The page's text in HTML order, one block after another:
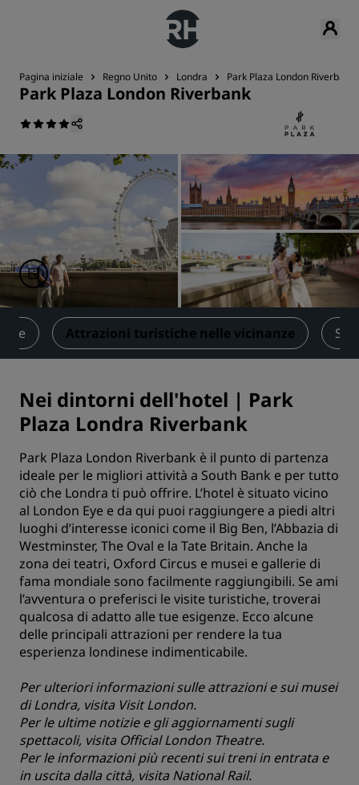
Pagina iniziale Regno Unito Londra Park Plaza London Riverbank
Park Plaza London Riverbank
Attrazioni turistiche nelle vicinanze
Nei dintorni dell'hotel | Park
Plaza Londra Riverbank
Park Plaza London Riverbank è il punto di partenza
ideale per le migliori attività a South Bank e per tutto
ciò che Londra ti può offrire. L’hotel è situato vicino
al London Eye e da qui puoi raggiungere a piedi altri
luoghi d’interesse iconici come il Big Ben, l’Abbazia di
Westminster, The Oval e la Tate Britain. Anche la
zona dei teatri, Oxford Circus e musei e gallerie di
fama mondiale sono facilmente raggiungibili. Se ami
l’avventura o preferisci le visite turistiche, troverai
qualcosa di adatto alle tue esigenze. Ecco alcune
delle principali attrazioni per rendere la tua
esperienza londinese indimenticabile.
Per ulteriori informazioni sulle attrazioni e sui musei
di Londra, visita Visit London.
Per le ultime notizie e gli aggiornamenti sugli
spettacoli, visita Official London Theatre.
Per le informazioni più recenti sui treni in entrata e
in uscita dalla città, visitaNational Rail.